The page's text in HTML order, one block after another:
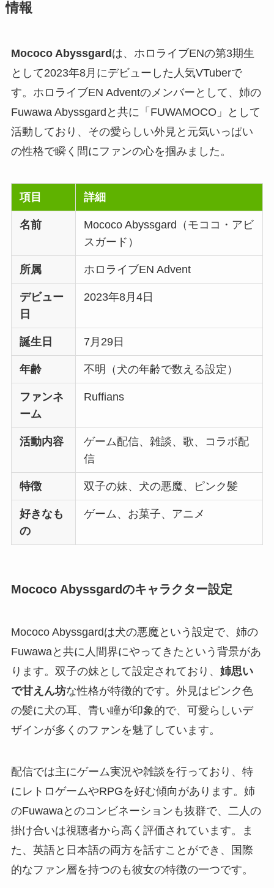
情報
Mococo Abyssgard は、ホロライブENの第3期生
として2023年8月にデビューした人気VTuberで
す。ホロライブEN Adventのメンバーとして、姉の
Fuwawa Abyssgardと共に「FUWAMOCO」として
活動しており、その愛らしい外見と元気いっぱい
の性格で瞬く間にファンの心を掴みました。
項目 詳細
名前
Mococo Abyssgard（モココ・アビ
スガード）
所属 ホロライブEN Advent
デビュー
日
2023年8月4日
誕生日 7月29日
年齢 不明（犬の年齢で数える設定）
ファンネ
ーム
Ruffians
活動内容
ゲーム配信、雑談、歌、コラボ配
信
特徴 双子の妹、犬の悪魔、ピンク髪
好きなも
の
ゲーム、お菓子、アニメ
Mococo Abyssgardのキャラクター設定
Mococo Abyssgardは犬の悪魔という設定で、姉の
Fuwawaと共に人間界にやってきたという背景があ
ります。双子の妹として設定されており、 姉思い
で甘えん坊な性格が特徴的です。外見はピンク色
の髪に犬の耳、青い瞳が印象的で、可愛らしいデ
ザインが多くのファンを魅了しています。
配信では主にゲーム実況や雑談を行っており、特
にレトロゲームやRPGを好む傾向があります。姉
のFuwawaとのコンビネーションも抜群で、二人の
掛け合いは視聴者から高く評価されています。ま
た、英語と日本語の両方を話すことができ、国際
的なファン層を持つのも彼女の特徴の一つです。